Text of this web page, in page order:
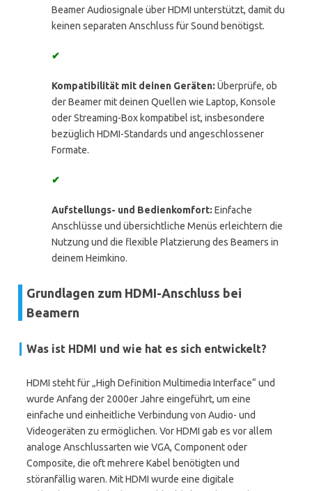
Beamer Audiosignale über HDMI unterstützt, damit du
keinen separaten Anschluss für Sound benötigst.
✔
Kompatibilität mit deinen Geräten: Überprüfe, ob
der Beamer mit deinen Quellen wie Laptop, Konsole
oder Streaming-Box kompatibel ist, insbesondere
bezüglich HDMI-Standards und angeschlossener
Formate.
✔
Aufstellungs- und Bedienkomfort: Einfache
Anschlüsse und übersichtliche Menüs erleichtern die
Nutzung und die flexible Platzierung des Beamers in
deinem Heimkino.
Grundlagen zum HDMI-Anschluss bei
Beamern
Was ist HDMI und wie hat es sich entwickelt?
HDMI steht für „High Definition Multimedia Interface“ und
wurde Anfang der 2000er Jahre eingeführt, um eine
einfache und einheitliche Verbindung von Audio- und
Videogeräten zu ermöglichen. Vor HDMI gab es vor allem
analoge Anschlussarten wie VGA, Component oder
Composite, die oft mehrere Kabel benötigten und
störanfällig waren. Mit HDMI wurde eine digitale